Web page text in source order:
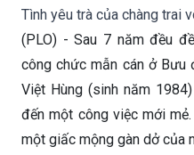
Tình yêu trà của chàng trai
(PLO) - Sau 7 năm đều
công chức mẫn cán ở Bưu
Việt Hùng (sinh năm
đến một công việc mới
một giấc mộng gàn dở của